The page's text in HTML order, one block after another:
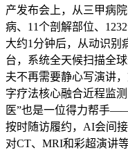
产发布会上，从三甲病
病、11个剖解部位、
大约1分钟后，从动识别
台，系统全天候扫描全
夫不再需要静心写演讲
字疗法核心融合近程监
医”也是一位得力帮手
按时随访履约，AI会间
对CT、MRI和彩超演讲